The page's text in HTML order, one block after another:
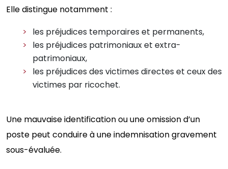
Elle distingue notamment :
les préjudices temporaires et permanents,
les préjudices patrimoniaux et extra-
patrimoniaux,
les préjudices des victimes directes et ceux des
victimes par ricochet.
Une mauvaise identification ou une omission d’un
poste peut conduire à une indemnisation gravement
sous-évaluée.